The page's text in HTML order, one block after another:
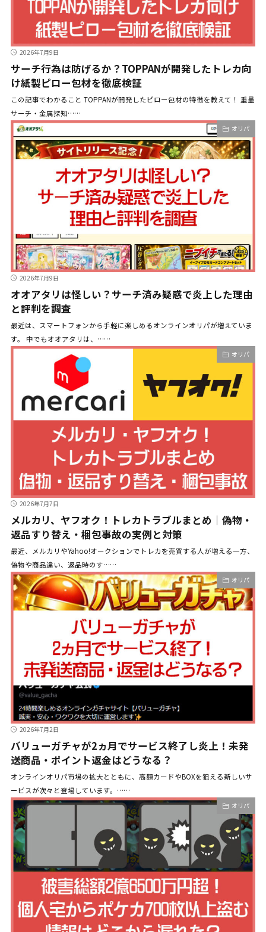
2026年7月9日
サーチ行為は防げるか？TOPPANが開発したトレカ向
け紙製ピロー包材を徹底検証
この記事でわかること TOPPANが開発したピロー包材の特徴を教えて！ 重量
サーチ・金属探知……
オリパ
2026年7月9日
オオアタリは怪しい？サーチ済み疑惑で炎上した理由
と評判を調査
最近は、スマートフォンから手軽に楽しめるオンラインオリパが増えていま
す。 中でもオオアタリは、……
オリパ
2026年7月7日
メルカリ、ヤフオク！トレカトラブルまとめ｜偽物・
返品すり替え・梱包事故の実例と対策
最近、メルカリやYahoo!オークションでトレカを売買する人が増える一方、
偽物や商品違い、返品時のす……
オリパ
2026年7月2日
バリューガチャが2ヵ月でサービス終了し炎上！未発
送商品・ポイント返金はどうなる？
オンラインオリパ市場の拡大とともに、高額カードやBOXを狙える新しいサ
ービスが次々と登場しています。……
オリパ